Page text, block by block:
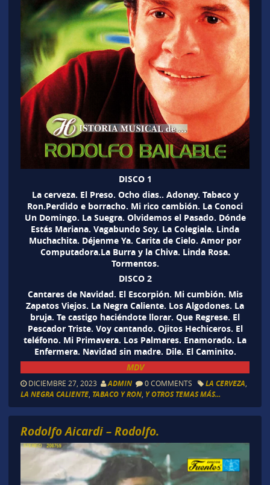
DISCO 1
La cerveza. El Preso. Ocho dias.. Adonay. Tabaco y
Ron.Perdido e borracho. Mi rico cambión. La Conoci
Un Domingo. La Suegra. Olvidemos el Pasado. Dónde
Estás Mariana. Vagabundo Soy. La Colegiala. Linda
Muchachita. Déjenme Ya. Carita de Cielo. Amor por
Computadora.La Burra y la Chiva. Linda Rosa.
Tormentos.
DISCO 2
Cantares de Navidad. El Escorpión. Mi cumbión. Mis
Zapatos Viejos. La Negra Caliente. Los Algodones. La
bruja. Te castigo haciéndote llorar. Que Regrese. El
Pescador Triste. Voy cantando. Ojitos Hechiceros. El
teléfono. Mi Primavera. Los Palmares. Enamorado. La
Enfermera. Navidad sin madre. Dile. El Caminito.
MDV
DICIEMBRE 27, 2023 ADMIN 0 COMMENTS LA CERVEZA
LA NEGRA CALIENTE, TABACO Y RON, Y OTROS TEMAS MÁS...
Rodolfo Aicardi – Rodolfo.